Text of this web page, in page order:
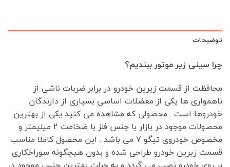
توضیحات
چرا سینی زیر موتور ببندیم؟
محافظت از قسمت زیرین خودرو در برابر ضربات ناشی از
ناهمواری ها یکی از معضلات اساسی بسیاری از دارندگان
خودروها است . محصولی که مشاهده می کنید یکی از بهترین
محصولات موجود در بازار با جنس فلز با ضخامت 2 میلیمتر و
مخصوص خودروی تیگو 7 می باشد . این محصول کاملا مناسب
قسمت زیرین خودرو طراحی شده و بدون هیچگونه سوراخکاری